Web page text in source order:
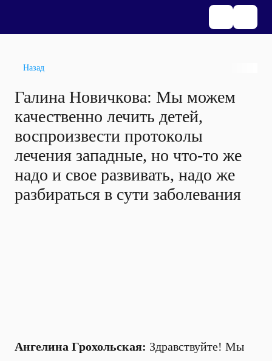
Назад
Галина Новичкова: Мы можем
качественно лечить детей,
воспроизвести протоколы
лечения западные, но что-то же
надо и свое развивать, надо же
разбираться в сути заболевания
Ангелина Грохольская: Здравствуйте! Мы